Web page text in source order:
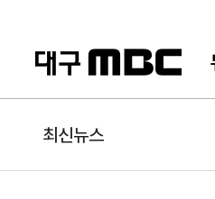
최신뉴스